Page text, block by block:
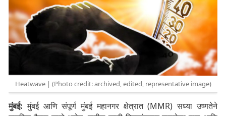
Heatwave | (Photo credit: archived, edited, representative image)
मुंबई: मुंबई आणि संपूर्ण मुंबई महानगर क्षेत्रात (MMR) सध्या उष्णतेने